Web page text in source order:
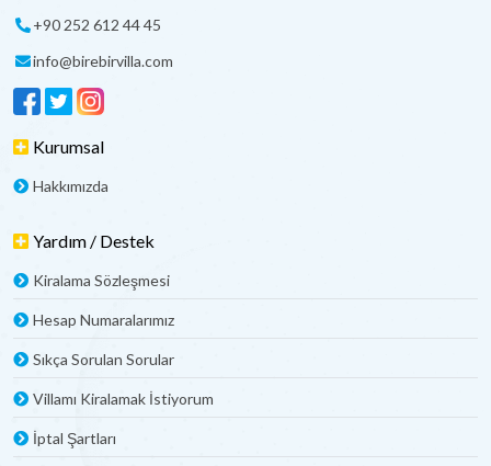
+90 252 612 44 45
info@birebirvilla.com
Kurumsal
Hakkımızda
Yardım / Destek
Kiralama Sözleşmesi
Hesap Numaralarımız
Sıkça Sorulan Sorular
Villamı Kiralamak İstiyorum
İptal Şartları